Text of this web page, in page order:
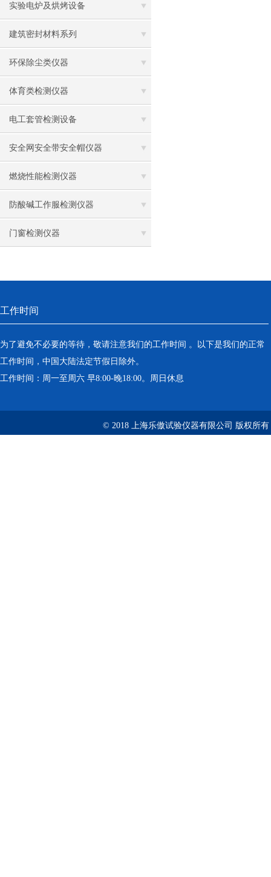
实验电炉及烘烤设备
建筑密封材料系列
环保除尘类仪器
体育类检测仪器
电工套管检测设备
安全网安全带安全帽仪器
燃烧性能检测仪器
防酸碱工作服检测仪器
门窗检测仪器
工作时间
为了避免不必要的等待，敬请注意我们的工作时间 。以下是我们的正常
工作时间，中国大陆法定节假日除外。
工作时间：周一至周六 早8:00-晚18:00。周日休息
© 2018 上海乐傲试验仪器有限公司 版权所